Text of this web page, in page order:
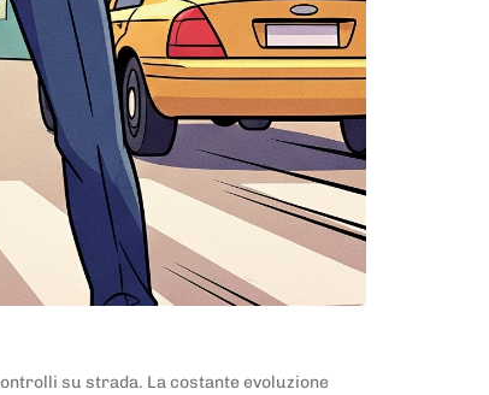
su strada. La costante evoluzione